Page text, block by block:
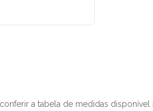
a tabela de medidas